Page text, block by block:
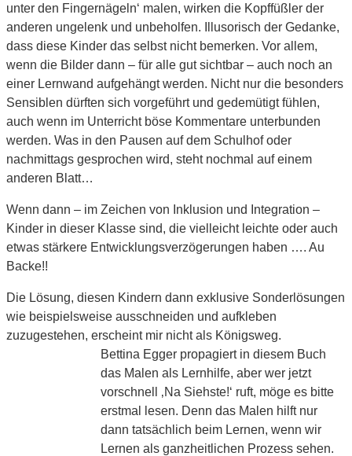
unter den Fingernägeln‘ malen, wirken die Kopffüßler der
anderen ungelenk und unbeholfen. Illusorisch der Gedanke,
dass diese Kinder das selbst nicht bemerken. Vor allem,
wenn die Bilder dann – für alle gut sichtbar – auch noch an
einer Lernwand aufgehängt werden. Nicht nur die besonders
Sensiblen dürften sich vorgeführt und gedemütigt fühlen,
auch wenn im Unterricht böse Kommentare unterbunden
werden. Was in den Pausen auf dem Schulhof oder
nachmittags gesprochen wird, steht nochmal auf einem
anderen Blatt…
Wenn dann – im Zeichen von Inklusion und Integration –
Kinder in dieser Klasse sind, die vielleicht leichte oder auch
etwas stärkere Entwicklungsverzögerungen haben …. Au
Backe!!
Die Lösung, diesen Kindern dann exklusive Sonderlösungen
wie beispielsweise ausschneiden und aufkleben
zuzugestehen, erscheint mir nicht als Königsweg.
Bettina Egger propagiert in diesem Buch
das Malen als Lernhilfe, aber wer jetzt
vorschnell ‚Na Siehste!‘ ruft, möge es bitte
erstmal lesen. Denn das Malen hilft nur
dann tatsächlich beim Lernen, wenn wir
Lernen als ganzheitlichen Prozess sehen.